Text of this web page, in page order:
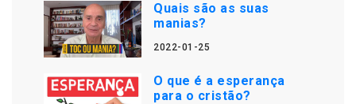
Quais são as suas
manias?
2022-01-25
O que é a esperança
para o cristão?